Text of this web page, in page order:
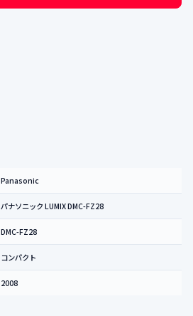
Panasonic
パナソニック LUMIX DMC-FZ28
DMC-FZ28
コンパクト
2008